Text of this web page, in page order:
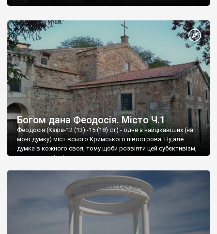
Богом дана Феодосія. Місто Ч.1
Феодосія (Кафа-12 (13) -15 (18) ст) - одне з найцікавіших (на
мою думку) міст всього Кримського півострова .Ну,але
думка в кожного своя, тому щоби розвіяти цей субєктивізм,
запрошую відвідати це